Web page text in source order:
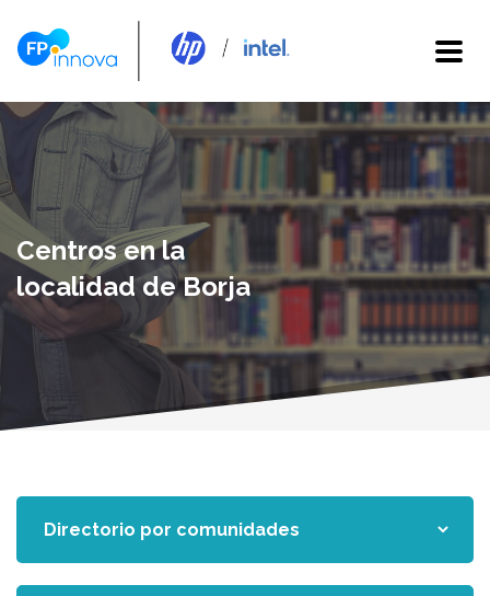
Centros en la
localidad de Borja